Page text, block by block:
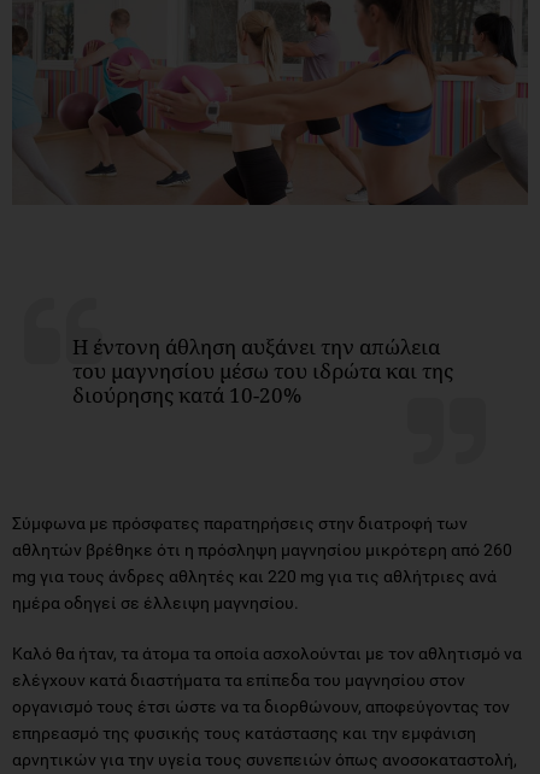
Η έντονη άθληση αυξάνει την απώλεια
του μαγνησίου μέσω του ιδρώτα και της
διούρησης κατά 10-20%
Σύμφωνα με πρόσφατες παρατηρήσεις στην διατροφή των
αθλητών βρέθηκε ότι η πρόσληψη μαγνησίου μικρότερη από 260
mg για τους άνδρες αθλητές και 220 mg για τις αθλήτριες ανά
ημέρα οδηγεί σε έλλειψη μαγνησίου.
Καλό θα ήταν, τα άτομα τα οποία ασχολούνται με τον αθλητισμό να
ελέγχουν κατά διαστήματα τα επίπεδα του μαγνησίου στον
οργανισμό τους έτσι ώστε να τα διορθώνουν, αποφεύγοντας τον
επηρεασμό της φυσικής τους κατάστασης και την εμφάνιση
αρνητικών για την υγεία τους συνεπειών όπως ανοσοκαταστολή,